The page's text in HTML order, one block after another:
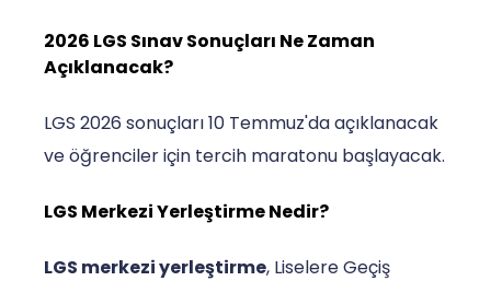
2026 LGS Sınav Sonuçları Ne Zaman
Açıklanacak?
LGS 2026 sonuçları 10 Temmuz'da açıklanacak
ve öğrenciler için tercih maratonu başlayacak.
LGS Merkezi Yerleştirme Nedir?
LGS merkezi yerleştirme, Liselere Geçiş